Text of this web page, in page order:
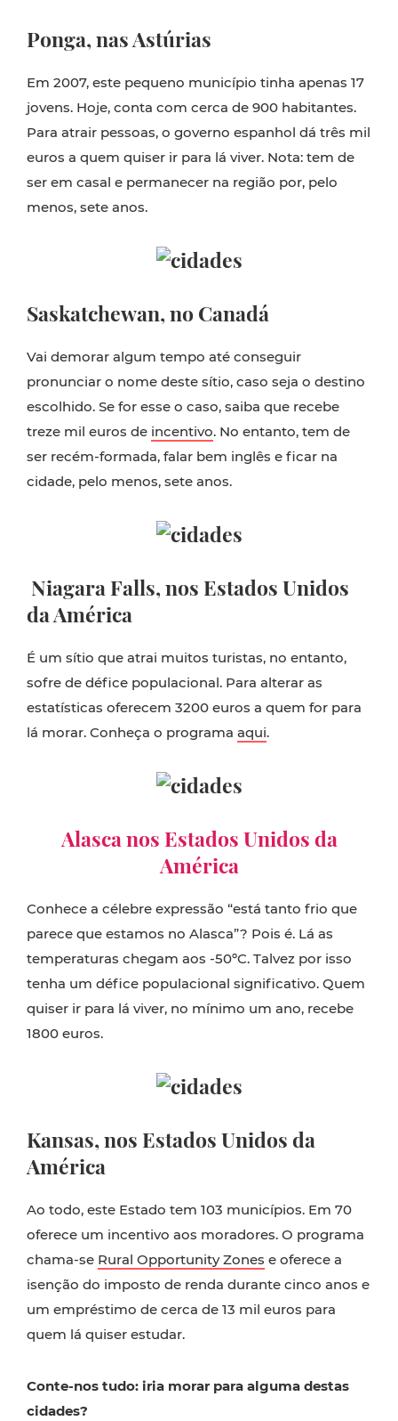
Ponga, nas Astúrias
Em 2007, este pequeno município tinha apenas 17
jovens. Hoje, conta com cerca de 900 habitantes.
Para atrair pessoas, o governo espanhol dá três mil
euros a quem quiser ir para lá viver. Nota: tem de
ser em casal e permanecer na região por, pelo
menos, sete anos.
Saskatchewan, no Canadá
Vai demorar algum tempo até conseguir
pronunciar o nome deste sítio, caso seja o destino
escolhido. Se for esse o caso, saiba que recebe
treze mil euros de incentivo. No entanto, tem de
ser recém-formada, falar bem inglês e ficar na
cidade, pelo menos, sete anos.
Niagara Falls, nos Estados Unidos
da América
É um sítio que atrai muitos turistas, no entanto,
sofre de défice populacional. Para alterar as
estatísticas oferecem 3200 euros a quem for para
lá morar. Conheça o programa aqui.
Alasca nos Estados Unidos da
América
Conhece a célebre expressão “está tanto frio que
parece que estamos no Alasca”? Pois é. Lá as
temperaturas chegam aos -50ºC. Talvez por isso
tenha um défice populacional significativo. Quem
quiser ir para lá viver, no mínimo um ano, recebe
1800 euros.
Kansas, nos Estados Unidos da
América
Ao todo, este Estado tem 103 municípios. Em 70
oferece um incentivo aos moradores. O programa
chama-se Rural Opportunity Zones e oferece a
isenção do imposto de renda durante cinco anos e
um empréstimo de cerca de 13 mil euros para
quem lá quiser estudar.
Conte-nos tudo: iria morar para alguma destas
cidades?